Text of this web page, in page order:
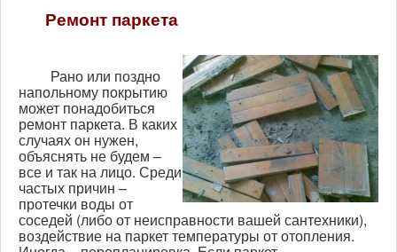
Ремонт паркета
Рано или поздно
напольному покрытию
может понадобиться
ремонт паркета. В каких
случаях он нужен,
объяснять не будем –
все и так на лицо. Среди
частых причин –
протечки воды от
соседей (либо от неисправности вашей сантехники),
воздействие на паркет температуры от отопления.